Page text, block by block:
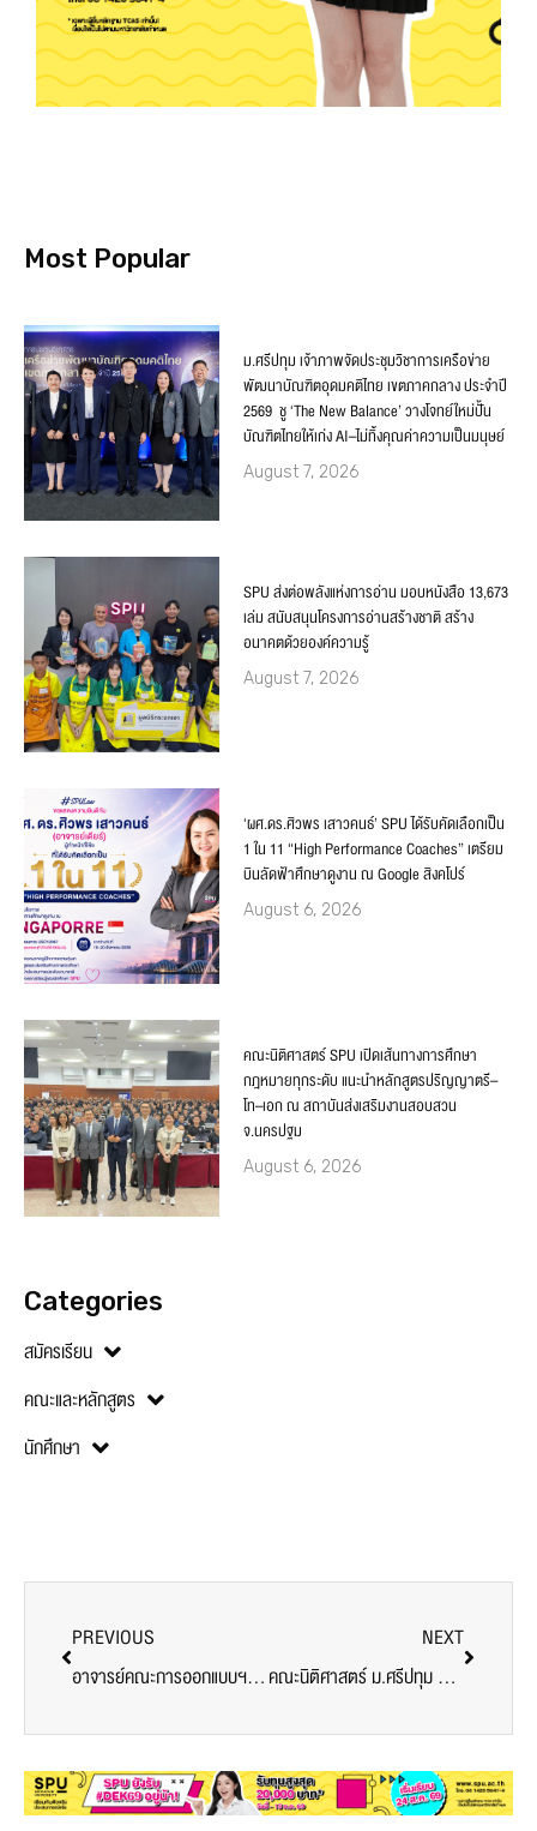
Most Popular
ม.ศรีปทุม เจ้าภาพจัดประชุมวิชาการเครือข่าย
พัฒนาบัณฑิตอุดมคติไทย เขตภาคกลาง ประจำปี
2569 ชู ‘The New Balance’ วางโจทย์ใหม่ปั้น
บัณฑิตไทยให้เก่ง AI–ไม่ทิ้งคุณค่าความเป็นมนุษย์
August 7, 2026
SPU ส่งต่อพลังแห่งการอ่าน มอบหนังสือ 13,673
เล่ม สนับสนุนโครงการอ่านสร้างชาติ สร้าง
อนาคตด้วยองค์ความรู้
August 7, 2026
‘ผศ.ดร.ศิวพร เสาวคนธ์’ SPU ได้รับคัดเลือกเป็น
1 ใน 11 “High Performance Coaches” เตรียม
บินลัดฟ้าศึกษาดูงาน ณ Google สิงคโปร์
August 6, 2026
คณะนิติศาสตร์ SPU เปิดเส้นทางการศึกษา
กฎหมายทุกระดับ แนะนำหลักสูตรปริญญาตรี–
โท–เอก ณ สถาบันส่งเสริมงานสอบสวน
จ.นครปฐม
August 6, 2026
Categories
สมัครเรียน
คณะและหลักสูตร
นักศึกษา
PREVIOUS
อาจารย์คณะการออกแบบฯ SPU แชร์แนวคิดการสอนออกแบบยุคดิจิทัล ต้องปรับตาม Gen Z
NEXT
คณะนิติศาสตร์ ม.ศรีปทุม จัดโครงการติวเข้มเตรียมสอบใบอนุญาตว่าความ ต่อยอดความพร้อมนักศึกษาก่อนลงสนามจริง